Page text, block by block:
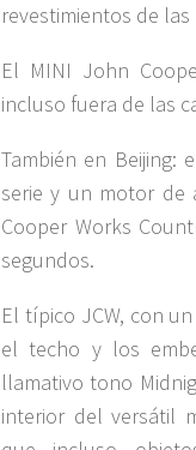
revestimientos de
El MINI John
incluso fuera de las
También en Beijing:
serie y un motor de
Cooper Works
segundos.
El típico JCW, con
el techo y los
llamativo tono
interior del versátil